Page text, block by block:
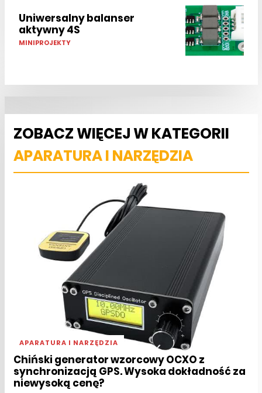
Uniwersalny balanser
aktywny 4S
MINIPROJEKTY
ZOBACZ WIĘCEJ W KATEGORII
APARATURA I NARZĘDZIA
APARATURA I NARZĘDZIA
Chiński generator wzorcowy OCXO z
synchronizacją GPS. Wysoka dokładność za
niewysoką cenę?